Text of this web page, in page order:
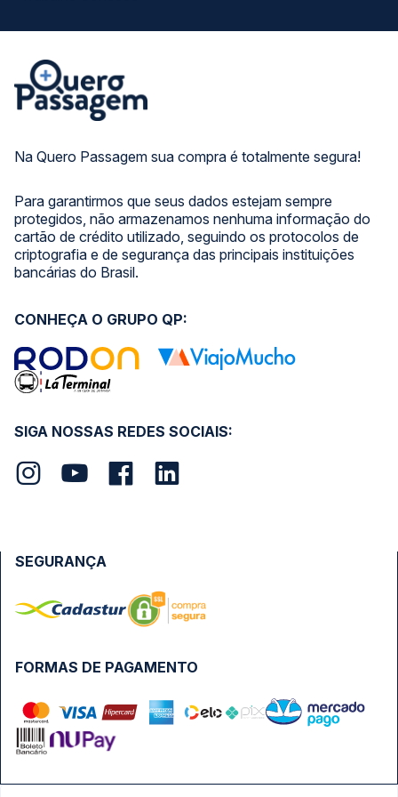
Na Quero Passagem sua compra é totalmente segura!
Para garantirmos que seus dados estejam sempre
protegidos, não armazenamos nenhuma informação do
cartão de crédito utilizado, seguindo os protocolos de
criptografia e de segurança das principais instituições
bancárias do Brasil.
SIGA NOSSAS REDES SOCIAIS:
CONHEÇA O GRUPO QP:
FORMAS DE PAGAMENTO
SEGURANÇA